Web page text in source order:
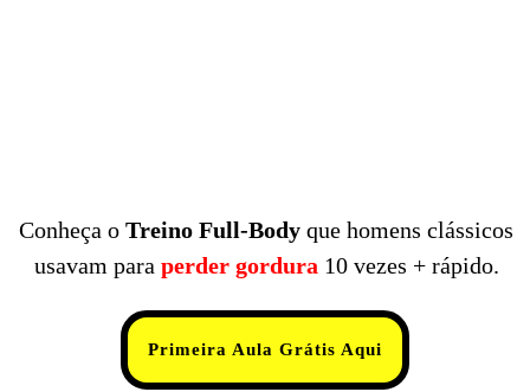
Conheça o Treino Full-Body que homens clássicos
usavam para perder gordura 10 vezes + rápido.
Primeira Aula Grátis Aqui